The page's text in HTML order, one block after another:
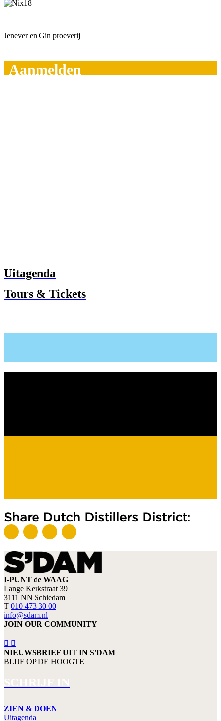
Jenever en Gin proeverij
Aanmelden
Uitagenda
Tours & Tickets
Share Dutch Distillers District:
I-PUNT de WAAG
Lange Kerkstraat 39
3111 NN Schiedam
T 010 473 30 00
info@sdam.nl
JOIN OUR COMMUNITY
NIEUWSBRIEF UIT IN S'DAM
BLIJF OP DE HOOGTE
SCHRIJF IN
ZIEN & DOEN
Uitagenda